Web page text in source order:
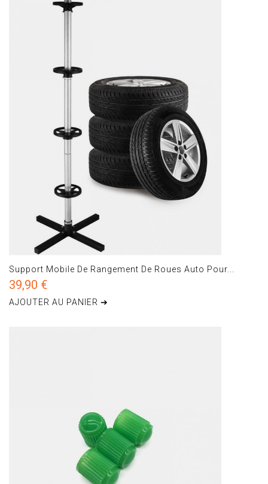
Support Mobile De Rangement De Roues Auto Pour...
39,90 €
AJOUTER AU PANIER ➔